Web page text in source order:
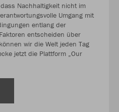
Nachhaltigkeit nicht im
Umgang mit
entlang der
entscheiden über
wir die Welt jeden Tag
jetzt die Plattform „Our